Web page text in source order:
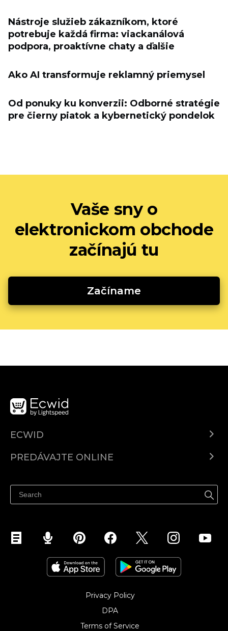
Nástroje služieb zákazníkom, ktoré
potrebuje každá firma: viackanálová
podpora, proaktívne chaty a ďalšie
Ako AI transformuje reklamný priemysel
Od ponuky ku konverzii: Odborné stratégie
pre čierny piatok a kybernetický pondelok
Vaše sny o
elektronickom obchode
začínajú tu
Začíname
ECWID
Cenník
PREDÁVAJTE ONLINE
Predávajte na Facebook
Predávať na Instagram
Privacy Policy
DPA
Terms of Service